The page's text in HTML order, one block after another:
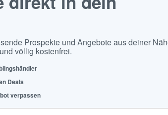
Prospekte und Angebote aus deiner
völlig kostenfrei.
Deals
verpassen